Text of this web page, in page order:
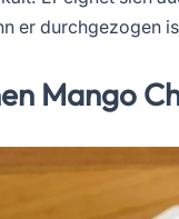
er durchgezogen
Mango